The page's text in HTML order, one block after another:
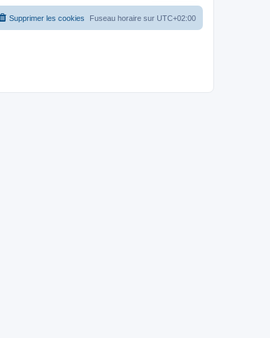
Fuseau horaire sur UTC+02:00
Supprimer les cookies